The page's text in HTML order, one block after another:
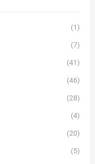
(1)
(7)
(41)
(46)
(28)
(4)
(20)
(5)